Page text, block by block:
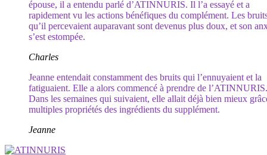
épouse, il a entendu parlé d’ATINNURIS. Il l’a essayé et a
rapidement vu les actions bénéfiques du complément. Les
qu’il percevaient auparavant sont devenus plus doux, et son
s’est estompée.
Charles
Jeanne entendait constamment des bruits qui l’ennuyaient et la
fatiguaient. Elle a alors commencé à prendre de l’ATINNURIS.
Dans les semaines qui suivaient, elle allait déjà bien mieux
multiples propriétés des ingrédients du supplément.
Jeanne